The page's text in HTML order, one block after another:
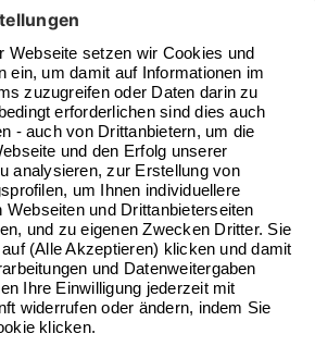
06196 972 99 62
service@vitaseni.de
Kontakt